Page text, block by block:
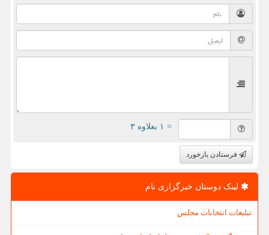
= ۱ بعلاوه ۳
فرستادن بازخورد
لینک دوستان خبرگزاری نام
تبلیغات انتخابات مجلس